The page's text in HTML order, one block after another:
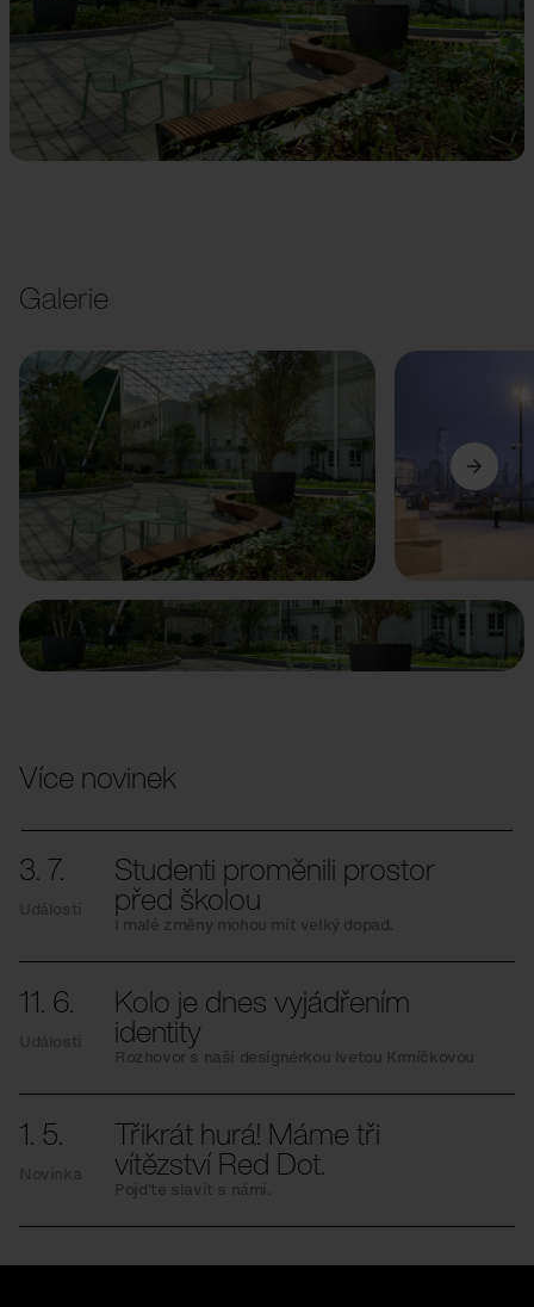
Galerie
Předchozí Další
Více novinek
3. 7.
Události
Studenti proměnili prostor
před školou
I malé změny mohou mít velký dopad.
11. 6.
Události
Kolo je dnes vyjádřením
identity
Rozhovor s naší designérkou Ivetou Krmíčkovou
1. 5.
Novinka
Třikrát hurá! Máme tři
vítězství Red Dot.
Pojďte slavit s námi.